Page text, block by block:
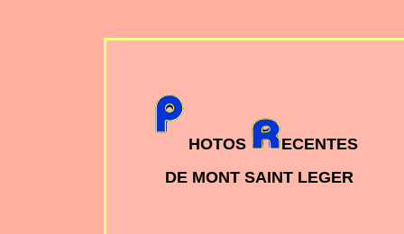
HOTOS
ECENTES
DE MONT SAINT LEGER